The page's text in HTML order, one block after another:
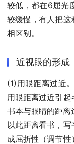
较低，都在6屈光
较缓慢，有人把这
相区别。
近视眼的形成
(1)用眼距离过近
用眼距离过近引起
书本与眼睛的距离
以此距离看书，
成屈折性（调节